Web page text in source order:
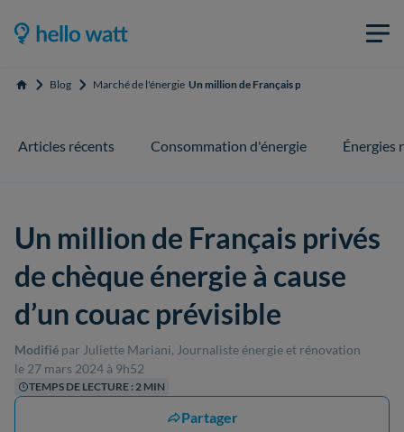
Accueil Blog Marché de l'énergie Un million de Français privés de chèque
Articles récents Consommation d'énergie Énergies
Un million de Français privés
de chèque énergie à cause
d’un couac prévisible
Modifié par Juliette Mariani, Journaliste énergie et rénovation
le 27 mars 2024 à 9h52
TEMPS DE LECTURE : 2 MIN
Partager